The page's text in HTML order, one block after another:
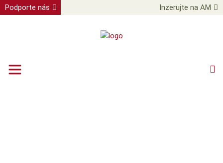
Podporte nás Inzerujte na AM